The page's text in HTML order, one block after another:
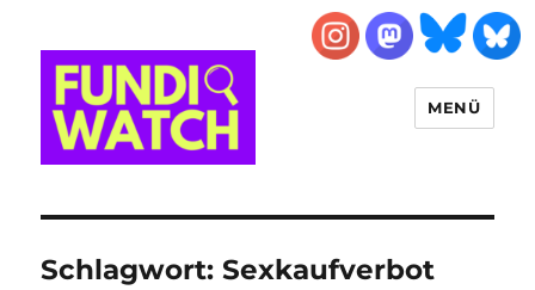
MENÜ
Schlagwort:Sexkaufverbot